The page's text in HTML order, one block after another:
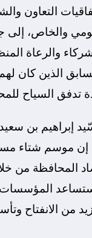
التعاون
والخاص، إلى
والرعاة
الذين كان
تدفق السياح
إبراهيم بن
موسم شتاء
المحافظة من
ستساعد
من الانفتاح